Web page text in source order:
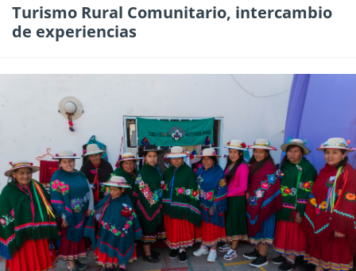
Turismo Rural Comunitario, intercambio
de experiencias